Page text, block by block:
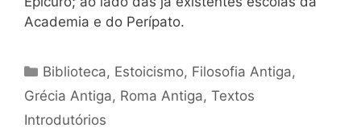
Academia e do Perípato.
Categorias
Biblioteca, Estoicismo, Filosofia Antiga,
Grécia Antiga, Roma Antiga, Textos
Introdutórios